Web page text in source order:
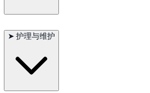
聪明，容易训练，对家庭成员表现出极大的爱
卫本能使它们成为优秀的看门犬。
➤ 护理与维护